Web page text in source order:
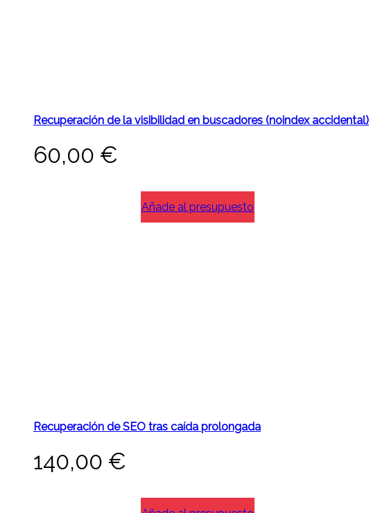
Recuperación de la visibilidad en buscadores (noindex accidental)
60,00 €
Añade al presupuesto
Recuperación de SEO tras caída prolongada
140,00 €